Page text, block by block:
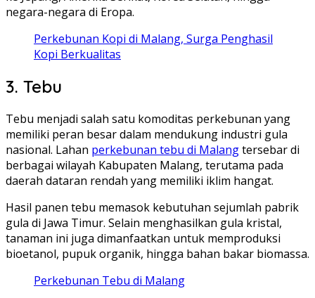
negara-negara di Eropa.
Perkebunan Kopi di Malang, Surga Penghasil
Kopi Berkualitas
3. Tebu
Tebu menjadi salah satu komoditas perkebunan yang
memiliki peran besar dalam mendukung industri gula
nasional. Lahan perkebunan tebu di Malangtersebar di
berbagai wilayah Kabupaten Malang, terutama pada
daerah dataran rendah yang memiliki iklim hangat.
Hasil panen tebu memasok kebutuhan sejumlah pabrik
gula di Jawa Timur. Selain menghasilkan gula kristal,
tanaman ini juga dimanfaatkan untuk memproduksi
bioetanol, pupuk organik, hingga bahan bakar biomassa.
Perkebunan Tebu di Malang